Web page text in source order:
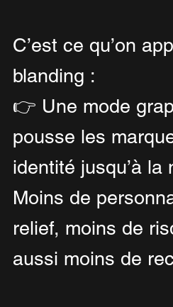
C’est ce qu’on
blanding :
👉 Une mode
pousse les
identité jusqu’à la
Moins de
relief, moins de
aussi moins de